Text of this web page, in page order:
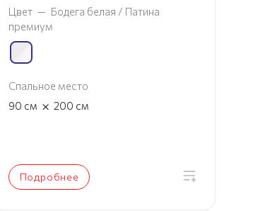
Цвет — Бодега белая / Патина
премиум
Спальное место
90 см × 200 см
Подробнее